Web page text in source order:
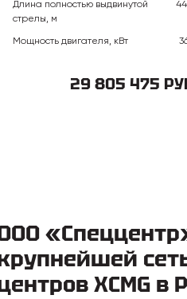
Длина полностью выдвинутой
стрелы, м
Мощность двигателя, кВт
29 805 475
XCMG в